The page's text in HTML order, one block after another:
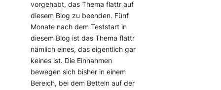
vorgehabt, das Thema flattr auf
diesem Blog zu beenden. Fünf
Monate nach dem Teststart in
diesem Blog ist das Thema flattr
nämlich eines, das eigentlich gar
keines ist. Die Einnahmen
bewegen sich bisher in einem
Bereich, bei dem Betteln auf der